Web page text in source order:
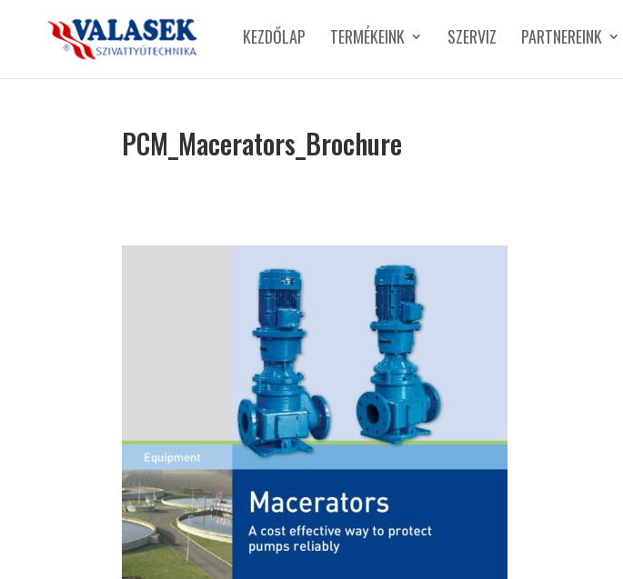
KEZDŐLAP TERMÉKEINK SZERVIZ PARTNEREINK
PCM_Macerators_Brochure